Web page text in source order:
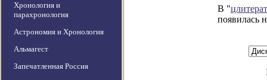
Хронология и
парахронология
Астрономия и Хронология
Альмагест
Запечатленная Россия
В "
появилась